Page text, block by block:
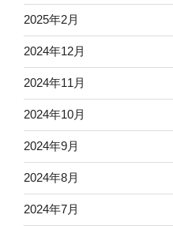
2025年2月
2024年12月
2024年11月
2024年10月
2024年9月
2024年8月
2024年7月